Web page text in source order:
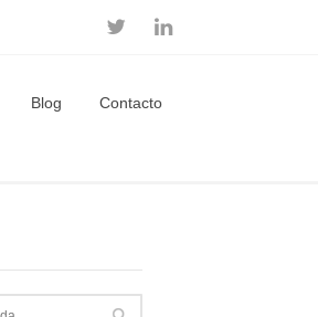
Blog Contacto